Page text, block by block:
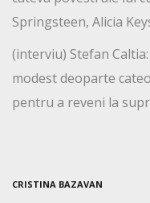
Springsteen, Alicia
(interviu) Stefan
modest deoparte
pentru a reveni la
CRISTINA BAZAVAN